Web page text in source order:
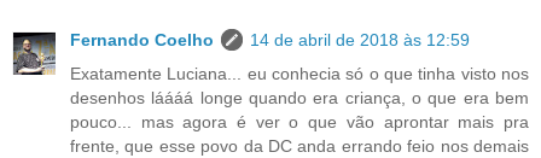
Fernando Coelho
14 de abril de 2018 às 12:59
Exatamente Luciana... eu conhecia só o que tinha visto nos
desenhos láááá longe quando era criança, o que era bem
pouco... mas agora é ver o que vão aprontar mais pra
frente, que esse povo da DC anda errando feio nos demais